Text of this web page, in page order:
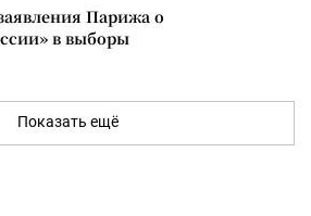
Парижа о
в выборы
Показать ещё